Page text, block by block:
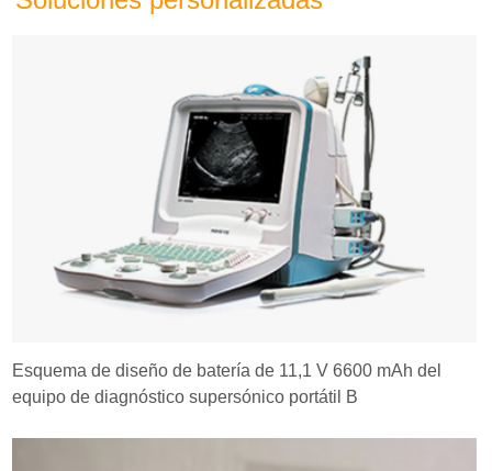
Esquema de diseño de batería de 11,1 V 6600 mAh del
equipo de diagnóstico supersónico portátil B